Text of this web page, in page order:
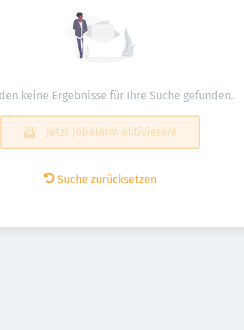
keine Ergebnisse für Ihre Suche gefunden.
Jetzt Jobalarm aktivieren!
Suche zurücksetzen